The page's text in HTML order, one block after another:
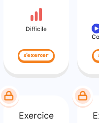
Difficile
s'exercer
Exercice